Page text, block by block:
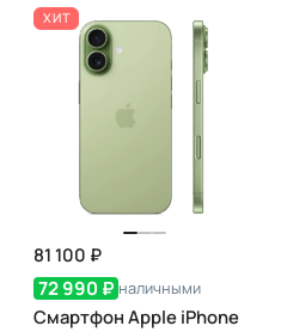
ХИТ
81 100 ₽
72 990 ₽ наличными
Смартфон Apple iPhone